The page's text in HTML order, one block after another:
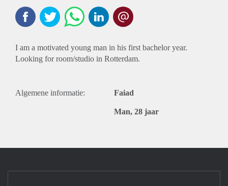
I am a motivated young man in his first bachelor year.
Looking for room/studio in Rotterdam.
Algemene informatie: Faiad
Man, 28 jaar